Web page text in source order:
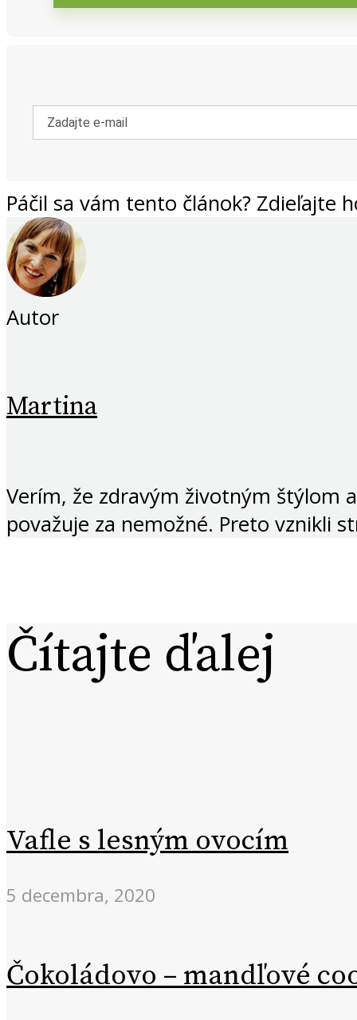
Páčil sa vám tento článok? Zdieľajte
Autor
Martina
Verím, že zdravým životným štýlom
považuje za nemožné. Preto vznikli
Čítajte ďalej
Vafle s lesným ovocím
5 decembra, 2020
Čokoládovo – mandľové